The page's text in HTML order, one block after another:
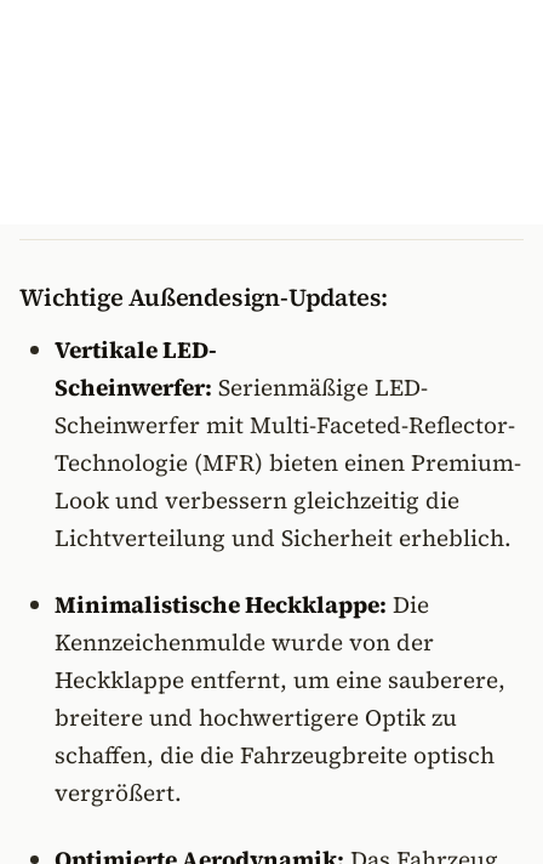
Wichtige Außendesign-Updates:
Vertikale LED-
Scheinwerfer: Serienmäßige LED-
Scheinwerfer mit Multi-Faceted-Reflector-
Technologie (MFR) bieten einen Premium-
Look und verbessern gleichzeitig die
Lichtverteilung und Sicherheit erheblich.
Minimalistische Heckklappe: Die
Kennzeichenmulde wurde von der
Heckklappe entfernt, um eine sauberere,
breitere und hochwertigere Optik zu
schaffen, die die Fahrzeugbreite optisch
vergrößert.